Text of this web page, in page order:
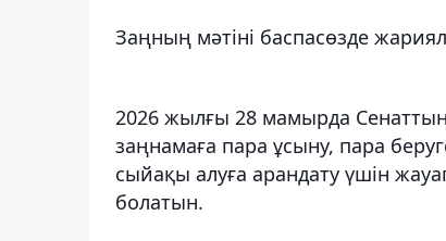
Заңның мәтіні баспасөзде
2026 жылғы 28 мамырда
заңнамаға пара ұсыну, пара
сыйақы алуға арандату үшін
болатын.